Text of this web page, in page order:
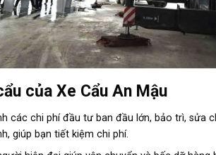
của Xe Cẩu An Mậu
các chi phí đầu tư ban đầu lớn, bảo trì, sửa
giúp bạn tiết kiệm chi phí.